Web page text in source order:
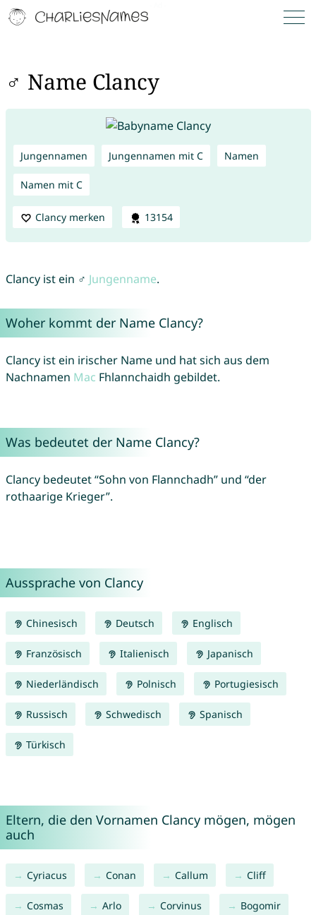
♂ Name Clancy
Jungennamen Jungennamen mit C Namen
Namen mit C
Clancy merken 13154
Clancy ist ein ♂ Jungenname.
Woher kommt der Name Clancy?
Clancy ist ein irischer Name und hat sich aus dem
Nachnamen Mac Fhlannchaidh gebildet.
Was bedeutet der Name Clancy?
Clancy bedeutet “Sohn von Flannchadh” und “der
rothaarige Krieger”.
Aussprache von Clancy
Chinesisch Deutsch Englisch
Französisch Italienisch Japanisch
Niederländisch Polnisch Portugiesisch
Russisch Schwedisch Spanisch
Türkisch
Eltern, die den Vornamen Clancy mögen, mögen
auch
Cyriacus Conan Callum Cliff
Cosmas Arlo Corvinus Bogomir